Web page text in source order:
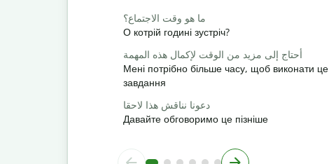
ما هو وقت الاجتماع؟
О котрій годині зустріч?
أحتاج إلى مزيد من الوقت لإكمال هذه المهمة
Мені потрібно більше часу, щоб виконати це
завдання
دعونا نناقش هذا لاحقا
Давайте обговоримо це пізніше